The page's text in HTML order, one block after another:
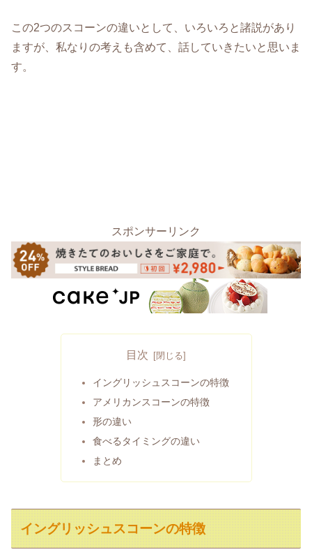
この2つのスコーンの違いとして、いろいろと諸説があり
ますが、私なりの考えも含めて、話していきたいと思いま
す。
スポンサーリンク
目次
イングリッシュスコーンの特徴
アメリカンスコーンの特徴
形の違い
食べるタイミングの違い
まとめ
イングリッシュスコーンの特徴